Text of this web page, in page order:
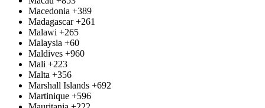
Macedonia +389
Madagascar +261
Malawi +265
Malaysia +60
Maldives +960
Mali +223
Malta +356
Marshall Islands +692
Martinique +596